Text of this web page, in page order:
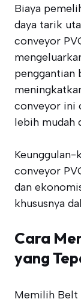
Biaya
daya tarik
conveyor
penggantian
conveyor ini
lebih mudah
conveyor
dan
khususnya
Cara
yang
Memilih Belt